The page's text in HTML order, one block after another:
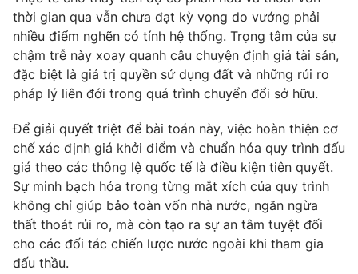
thời gian qua vẫn chưa đạt kỳ vọng do vướng phải
nhiều điểm nghẽn có tính hệ thống. Trọng tâm của sự
chậm trễ này xoay quanh câu chuyện định giá tài sản,
đặc biệt là giá trị quyền sử dụng đất và những rủi ro
pháp lý liên đới trong quá trình chuyển đổi sở hữu.
Để giải quyết triệt để bài toán này, việc hoàn thiện cơ
chế xác định giá khởi điểm và chuẩn hóa quy trình đấu
giá theo các thông lệ quốc tế là điều kiện tiên quyết.
Sự minh bạch hóa trong từng mắt xích của quy trình
không chỉ giúp bảo toàn vốn nhà nước, ngăn ngừa
thất thoát rủi ro, mà còn tạo ra sự an tâm tuyệt đối
cho các đối tác chiến lược nước ngoài khi tham gia
đấu thầu.